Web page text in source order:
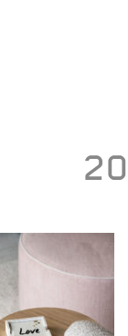
20